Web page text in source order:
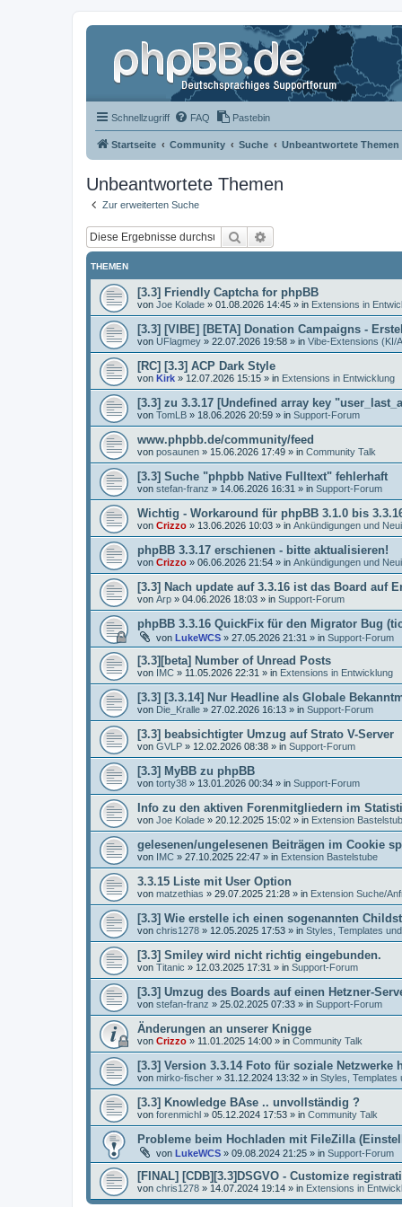
Schnellzugriff FAQ Pastebin
Startseite Community Suche Unbeantwortete Themen
Unbeantwortete Themen
Zur erweiterten Suche
Suche
THEMEN
[3.3] Friendly Captcha for phpBB
von Joe Kolade » 01.08.2026 14:45 » in Extensions in
[3.3] [VIBE] [BETA] Donation Campaigns -
von UFlagmey » 22.07.2026 19:58 » in Vibe-Extensions (KI/
[RC] [3.3] ACP Dark Style
von Kirk » 12.07.2026 15:15 » in Extensions in Entwicklung
[3.3] zu 3.3.17 [Undefined array key
von TomLB » 18.06.2026 20:59 » in Support-Forum
www.phpbb.de/community/feed
von posaunen » 15.06.2026 17:49 » in Community Talk
[3.3] Suche "phpbb Native Fulltext" fehlerhaft
von stefan-franz » 14.06.2026 16:31 » in Support-Forum
Wichtig - Workaround für phpBB 3.1.0 bis
von Crizzo » 13.06.2026 10:03 » in Ankündigungen und
phpBB 3.3.17 erschienen - bitte aktualisieren!
von Crizzo » 06.06.2026 21:54 » in Ankündigungen und
[3.3] Nach update auf 3.3.16 ist das Board auf
von Arp » 04.06.2026 18:03 » in Support-Forum
phpBB 3.3.16 QuickFix für den Migrator Bug
von LukeWCS » 27.05.2026 21:31 » in Support-Forum
[3.3][beta] Number of Unread Posts
von IMC » 11.05.2026 22:31 » in Extensions in Entwicklung
[3.3] [3.3.14] Nur Headline als Globale
von Die_Kralle » 27.02.2026 16:13 » in Support-Forum
[3.3] beabsichtigter Umzug auf Strato V-Server
von GVLP » 12.02.2026 08:38 » in Support-Forum
[3.3] MyBB zu phpBB
von torty38 » 13.01.2026 00:34 » in Support-Forum
Info zu den aktiven Forenmitgliedern im
von Joe Kolade » 20.12.2025 15:02 » in Extension
gelesenen/ungelesenen Beiträgen im Cookie
von IMC » 27.10.2025 22:47 » in Extension Bastelstube
3.3.15 Liste mit User Option
von matzethias » 29.07.2025 21:28 » in Extension Suche/
[3.3] Wie erstelle ich einen sogenannten
von chris1278 » 12.05.2025 17:53 » in Styles, Templates
[3.3] Smiley wird nicht richtig eingebunden.
von Titanic » 12.03.2025 17:31 » in Support-Forum
[3.3] Umzug des Boards auf einen Hetzner-
von stefan-franz » 25.02.2025 07:33 » in Support-Forum
Änderungen an unserer Knigge
von Crizzo » 11.01.2025 14:00 » in Community Talk
[3.3] Version 3.3.14 Foto für soziale Netzwerke
von mirko-fischer » 31.12.2024 13:32 » in Styles, Templates
[3.3] Knowledge BAse .. unvollständig ?
von forenmichl » 05.12.2024 17:53 » in Community Talk
Probleme beim Hochladen mit FileZilla
von LukeWCS » 09.08.2024 21:25 » in Support-Forum
[FINAL] [CDB][3.3]DSGVO - Customize
von chris1278 » 14.07.2024 19:14 » in Extensions in